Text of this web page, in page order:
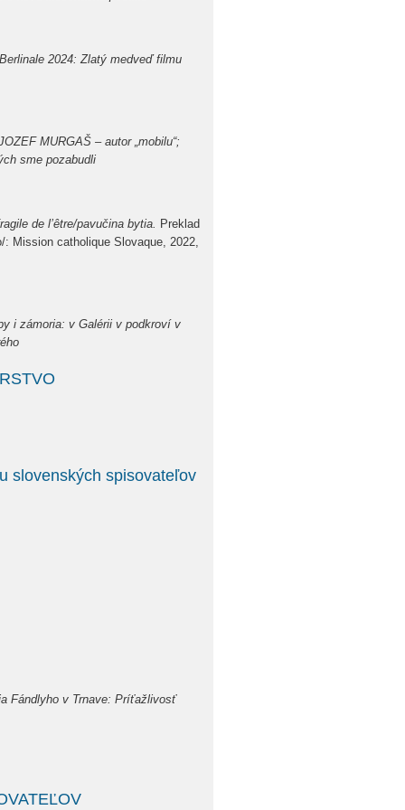
2024: Zlatý medveď filmu
MURGAŠ – autor „mobilu“;
sme pozabudli
de l’être/pavučina bytia. Preklad
Mission catholique Slovaque, 2022,
i zámoria: v Galérii v podkroví v
slovenských spisovateľov
Fándlyho v Trnave: Príťažlivosť